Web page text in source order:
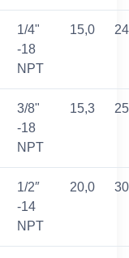
1/4"
-18
NPT
15,0
3/8"
-18
NPT
15,3
1/2″
-14
NPT
20,0